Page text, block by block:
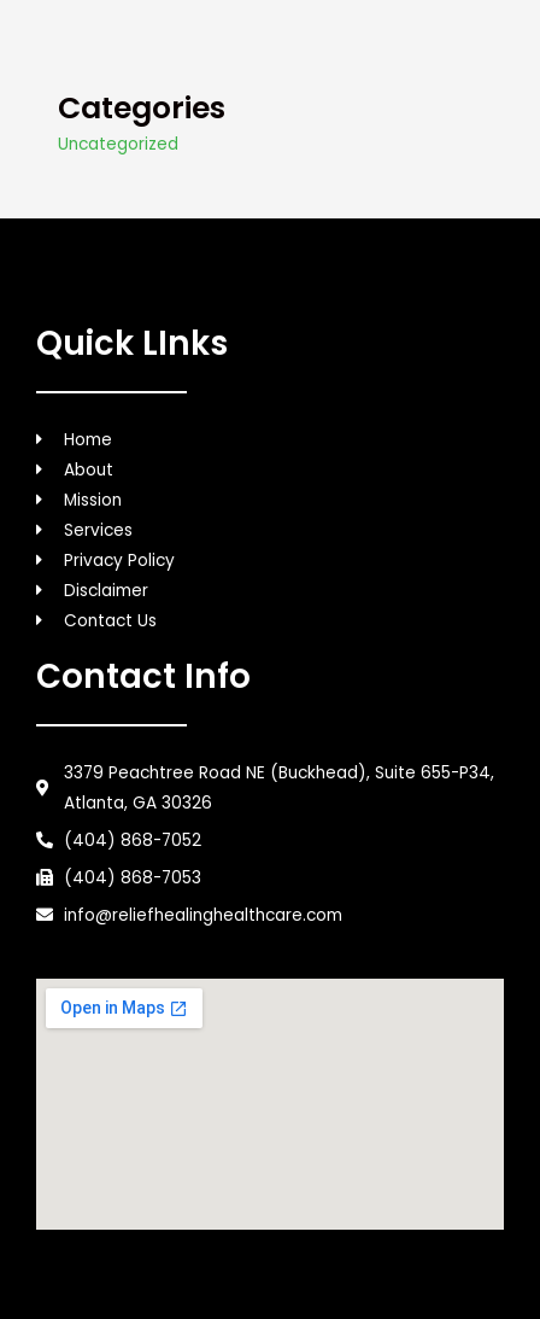
Categories
Uncategorized
Quick LInks
Home
About
Mission
Services
Privacy Policy
Disclaimer
Contact Us
Contact Info
3379 Peachtree Road NE (Buckhead), Suite 655-P34,
Atlanta, GA 30326
(404) 868-7052
(404) 868-7053
info@reliefhealinghealthcare.com